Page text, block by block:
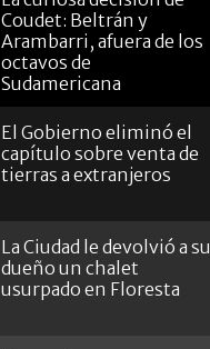
Coudet: Beltrán y
Arambarri, afuera de los
octavos de
Sudamericana
El Gobierno eliminó el
capítulo sobre venta de
tierras a extranjeros
La Ciudad le devolvió a su
dueño un chalet
usurpado en Floresta